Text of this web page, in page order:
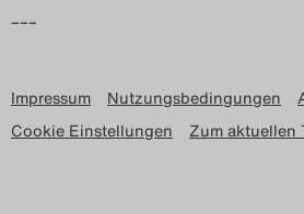
–––
Impressum Nutzungsbedingungen
Cookie Einstellungen
Zum aktuellen